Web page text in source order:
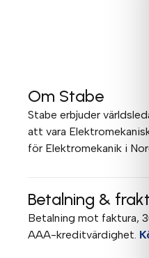
Om Stabe
Stabe erbjuder
att vara
för Elektromekanik i
Betalning & frakt
Betalning mot faktura,
AAA-kreditvärdighet.